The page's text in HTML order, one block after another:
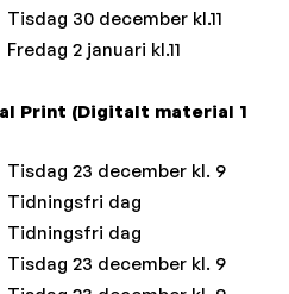
Tisdag 30 december kl.11
Fredag 2 januari kl.11
Print (Digitalt material 1
Tisdag 23 december kl. 9
Tidningsfri dag
Tidningsfri dag
Tisdag 23 december kl. 9